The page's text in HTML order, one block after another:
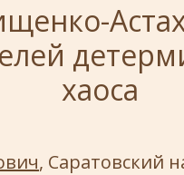
хаоса
, Саратовский